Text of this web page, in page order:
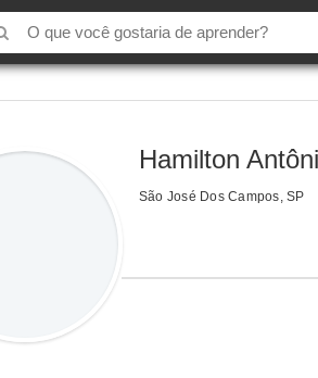
Hamilton
São José Dos Campos, SP